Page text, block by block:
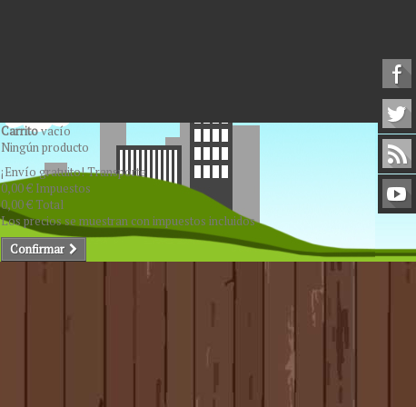
Carritovacío
Ningún producto
¡Envío gratuito!Transporte
0,00 € Impuestos
0,00 €Total
Los precios se muestran con impuestos incluidos
Confirmar